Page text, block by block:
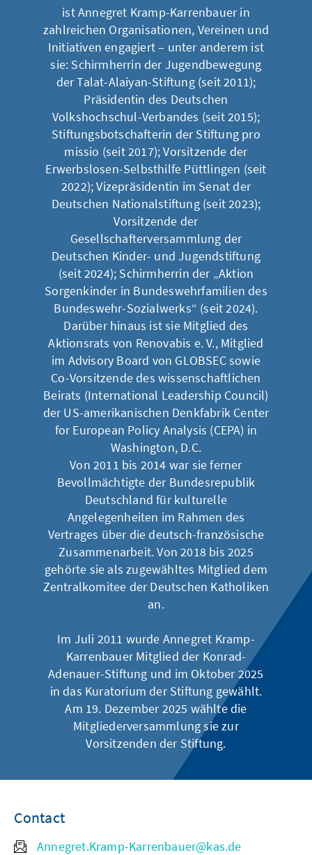
ist Annegret Kramp-Karrenbauer in
zahlreichen Organisationen, Vereinen und
Initiativen engagiert – unter anderem ist
sie: Schirmherrin der Jugendbewegung
der Talat-Alaiyan-Stiftung (seit 2011);
Präsidentin des Deutschen
Volkshochschul-Verbandes (seit 2015);
Stiftungsbotschafterin der Stiftung pro
missio (seit 2017); Vorsitzende der
Erwerbslosen-Selbsthilfe Püttlingen (seit
2022); Vizepräsidentin im Senat der
Deutschen Nationalstiftung (seit 2023);
Vorsitzende der
Gesellschafterversammlung der
Deutschen Kinder- und Jugendstiftung
(seit 2024); Schirmherrin der „Aktion
Sorgenkinder in Bundeswehrfamilien des
Bundeswehr-Sozialwerks“ (seit 2024).
Darüber hinaus ist sie Mitglied des
Aktionsrats von Renovabis e. V., Mitglied
im Advisory Board von GLOBSEC sowie
Co-Vorsitzende des wissenschaftlichen
Beirats (International Leadership Council)
der US-amerikanischen Denkfabrik Center
for European Policy Analysis (CEPA) in
Washington, D.C.
Von 2011 bis 2014 war sie ferner
Bevollmächtigte der Bundesrepublik
Deutschland für kulturelle
Angelegenheiten im Rahmen des
Vertrages über die deutsch-französische
Zusammenarbeit. Von 2018 bis 2025
gehörte sie als zugewähltes Mitglied dem
Zentralkomitee der Deutschen Katholiken
an.
Im Juli 2011 wurde Annegret Kramp-
Karrenbauer Mitglied der Konrad-
Adenauer-Stiftung und im Oktober 2025
in das Kuratorium der Stiftung gewählt.
Am 19. Dezember 2025 wählte die
Mitgliederversammlung sie zur
Vorsitzenden der Stiftung.
Contact
Annegret.Kramp-Karrenbauer@kas.de